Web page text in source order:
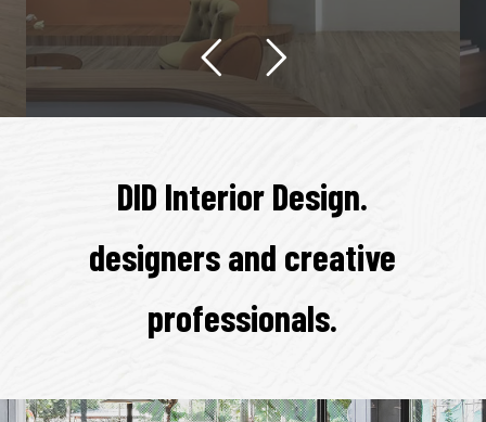
DID Interior Design.
designers and creative
professionals.